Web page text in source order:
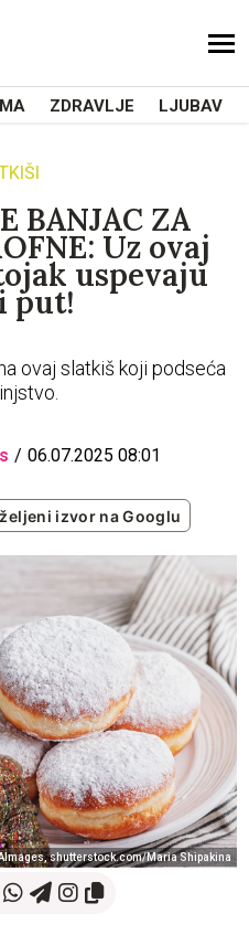
ZDRAVLJE LJUBAV
BANJAC ZA
Uz ovaj
uspevaju
put!
ovaj slatkiš koji podseća
06.07.2025 08:01
izvor na Googlu
shutterstock.com/Maria Shipakina